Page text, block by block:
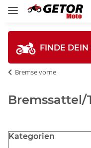
FINDE
Bremse vorne
Bremssattel/
Kategorien